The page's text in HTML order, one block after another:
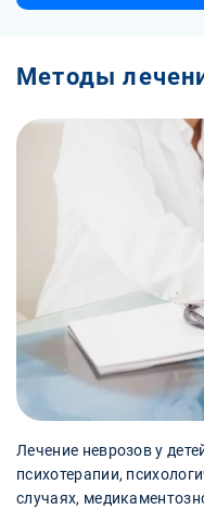
Методы
Лечение неврозов у
психотерапии,
случаях,